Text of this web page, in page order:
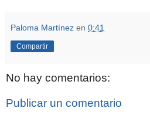
Paloma Martínez en 0:41
Compartir
No hay comentarios:
Publicar un comentario